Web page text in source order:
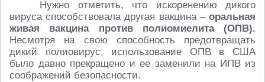
Нужно отметить, что искоренению дикого
вируса способствовала другая вакцина – оральная
живая вакцина против полиомиелита (ОПВ).
Несмотря на свою способность предотвращать
дикий полиовирус, использование ОПВ в США
было давно прекращено и ее заменили на ИПВ из
соображений безопасности.